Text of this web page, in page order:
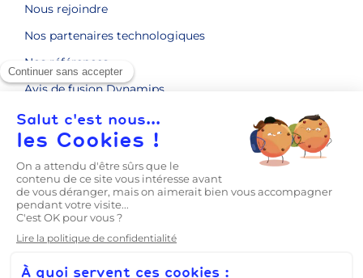
Nous rejoindre
Nos partenaires technologiques
Nos références
Avis de fusion Dynamips
ENGAGEMENTS RSE
CONTACT
LE BLOG
Prise en main